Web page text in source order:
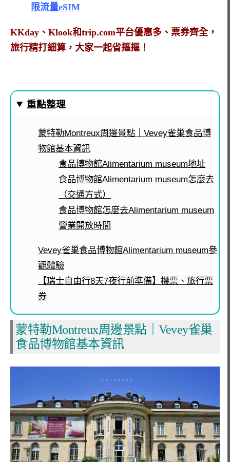
限流量eSIM
KKday、Klook和trip.com平台優惠多、票券齊全，
旅行精打細算，大家一起省摳摳！
重點整理
蒙特勒Montreux周邊景點｜Vevey雀巢食品博
物館基本資訊
食品博物館Alimentarium museum地址
食品博物館Alimentarium museum怎麼去
（交通方式）
食品博物館怎麼去Alimentarium museum
營業開放時間
Vevey雀巢食品博物館Alimentarium museum參
觀體驗
【瑞士自由行8天7夜行前準備】機票、旅行票
券
蒙特勒Montreux周邊景點｜Vevey雀巢
食品博物館基本資訊